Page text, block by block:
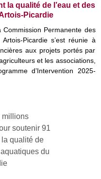
la qualité de l’eau et des
Picardie
Permanente des
Picardie s’est réunie à
aux projets portés par
et les associations,
d’Intervention 2025-